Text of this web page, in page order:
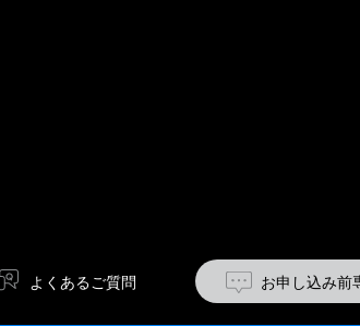
よくあるご質問 お申し込み前